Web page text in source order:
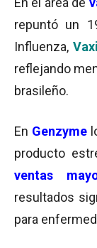
repuntó un
Influenza,
reflejando
brasileño.
En Genzyme
producto
ventas
resultados
para